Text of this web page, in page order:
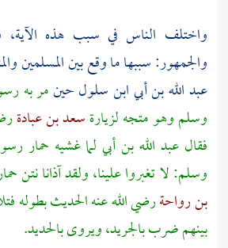
واختلف الناس في سبب هذه الآية،
والجمهور: سببها ما وقع بين المسلمين
عبد الله بن أبيابن سلول حينمر به
وسلم وهو متجه لزيارةسعد بن عبادة
فقالعبد الله بن أبي لما غشيه حمار
وسلم: لا تغبروا علينا، ولقد آذانا نتن
بن رواحةرضي الله عنه الحديث بطوله
بينهم ضرب بالجريد، ويروى بالحديد.